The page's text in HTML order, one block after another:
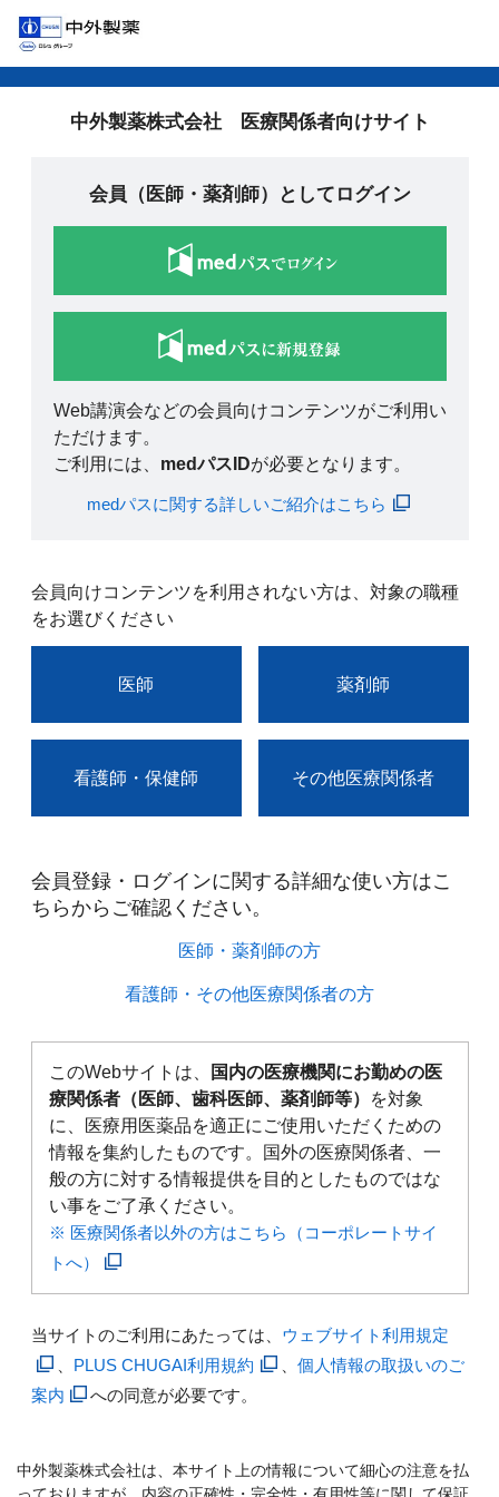
中外製薬株式会社 医療関係者向けサイト
会員（医師・薬剤師）としてログイン
Web講演会などの会員向けコンテンツがご利用い
ただけます。
ご利用には、 medパスIDが必要となります。
medパスに関する詳しいご紹介はこちら
会員向けコンテンツを利用されない方は、対象の職種
をお選びください
医師 薬剤師
看護師・保健師 その他医療関係者
会員登録・ログインに関する詳細な使い方はこ
ちらからご確認ください。​
医師・薬剤師の方​
看護師・その他医療関係者の方​
このWebサイトは、
国内の医療機関にお勤めの医
療関係者（医師、歯科医師、薬剤師等）
を対象
に、医療用医薬品を適正にご使用いただくための
情報を集約したものです。国外の医療関係者、一
般の方に対する情報提供を目的としたものではな
い事をご了承ください。
※ 医療関係者以外の方はこちら（コーポレートサイ
トへ）
当サイトのご利用にあたっては、 ウェブサイト利用規定
PLUS CHUGAI利用規約
個人情報の取扱いのご
案内
への同意が必要です。
中外製薬株式会社は、本サイト上の情報について細心の注意を払
っておりますが、内容の正確性・完全性・有用性等に関して保証